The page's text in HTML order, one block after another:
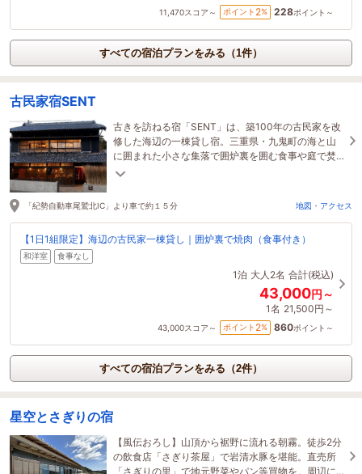
11,470スコア～ ポイント 2% 228ポイント～
すべての宿泊プランをみる（1件）
古民家宿SENT
古きを訪ねる宿「SENT」は、築100年の古民家を改
修した海辺の一棟貸し宿。三重県・九鬼町の海と山
に囲まれた小さな集落で囲炉裏を囲む食事や庭で焚
き火や釣りなど、日常を忘れる時間を過ごせます。
「紀勢自動車尾鷲北IC」より車で約１５分 地図・アクセス
【1日1組限定】海辺の古民家一棟貸し｜囲炉裏で焼肉（食事付き）
和洋室 食事なし
1泊 大人2名 合計(税込)
43,000円～
1名 21,500円～
43,000スコア～ ポイント 2% 860ポイント～
すべての宿泊プランをみる（2件）
星空とさぎりの宿
【風伝おろし】山頂から裾野に流れる朝霧。徒歩2分
の飲食店「さぎり茶屋」で岩清水豚を堪能。直売所
「さぎりの里」で地元野菜やパン等買物を。周辺に